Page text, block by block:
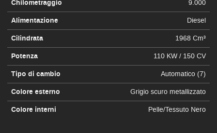
Chilometraggio 9.000
Alimentazione Diesel
Cilindrata 1968 Cm³
Potenza 110 KW / 150 CV
Tipo di cambio Automatico (7)
Colore esterno Grigio scuro metallizzato
Colore interni Pelle/Tessuto Nero